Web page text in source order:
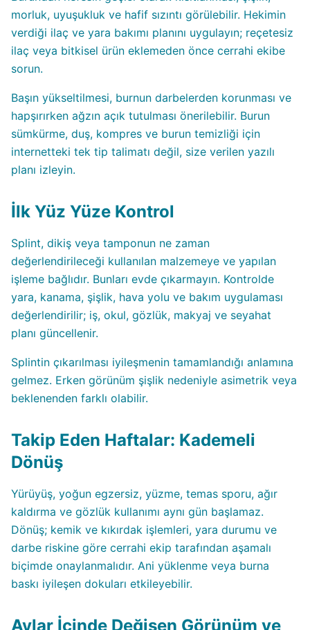
morluk, uyuşukluk ve hafif sızıntı görülebilir. Hekimin
verdiği ilaç ve yara bakımı planını uygulayın; reçetesiz
ilaç veya bitkisel ürün eklemeden önce cerrahi ekibe
sorun.
Başın yükseltilmesi, burnun darbelerden korunması ve
hapşırırken ağzın açık tutulması önerilebilir. Burun
sümkürme, duş, kompres ve burun temizliği için
internetteki tek tip talimatı değil, size verilen yazılı
planı izleyin.
İlk Yüz Yüze Kontrol
Splint, dikiş veya tamponun ne zaman
değerlendirileceği kullanılan malzemeye ve yapılan
işleme bağlıdır. Bunları evde çıkarmayın. Kontrolde
yara, kanama, şişlik, hava yolu ve bakım uygulaması
değerlendirilir; iş, okul, gözlük, makyaj ve seyahat
planı güncellenir.
Splintin çıkarılması iyileşmenin tamamlandığı anlamına
gelmez. Erken görünüm şişlik nedeniyle asimetrik veya
beklenenden farklı olabilir.
Takip Eden Haftalar: Kademeli
Dönüş
Yürüyüş, yoğun egzersiz, yüzme, temas sporu, ağır
kaldırma ve gözlük kullanımı aynı gün başlamaz.
Dönüş; kemik ve kıkırdak işlemleri, yara durumu ve
darbe riskine göre cerrahi ekip tarafından aşamalı
biçimde onaylanmalıdır. Ani yüklenme veya burna
baskı iyileşen dokuları etkileyebilir.
Aylar İçinde Değişen Görünüm ve